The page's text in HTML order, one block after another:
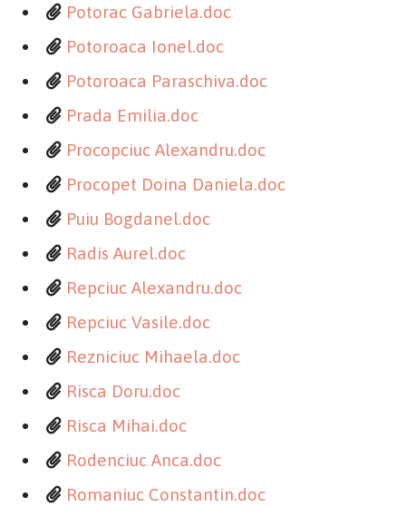
Potorac Gabriela.doc
Potoroaca Ionel.doc
Potoroaca Paraschiva.doc
Prada Emilia.doc
Procopciuc Alexandru.doc
Procopet Doina Daniela.doc
Puiu Bogdanel.doc
Radis Aurel.doc
Repciuc Alexandru.doc
Repciuc Vasile.doc
Rezniciuc Mihaela.doc
Risca Doru.doc
Risca Mihai.doc
Rodenciuc Anca.doc
Romaniuc Constantin.doc